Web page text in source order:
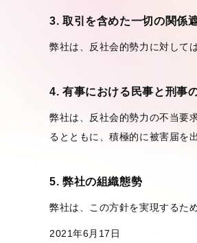
3. 取引を含めた一切の関係
弊社は、反社会的勢力に対して
4. 有事における民事と刑事
弊社は、反社会的勢力の不当要
るとともに、積極的に被害届を
5. 弊社の組織態勢
弊社は、この方針を実現するた
2021年6月17日